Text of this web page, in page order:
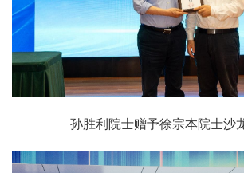
孙胜利院士赠予徐宗本院士沙